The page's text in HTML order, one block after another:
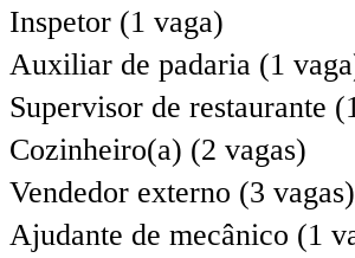
Inspetor (1 vaga)
Auxiliar de padaria (1
Supervisor de restaurante
Cozinheiro(a) (2 vagas)
Vendedor externo (3 vagas)
Ajudante de mecânico (1